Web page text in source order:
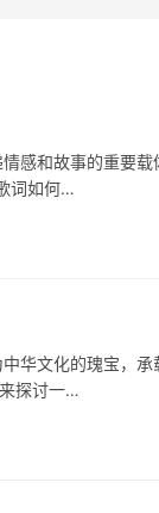
和故事的重要载
词如何…
化的瑰宝，承
探讨一…